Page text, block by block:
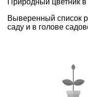
Выверенный список
саду и в голове